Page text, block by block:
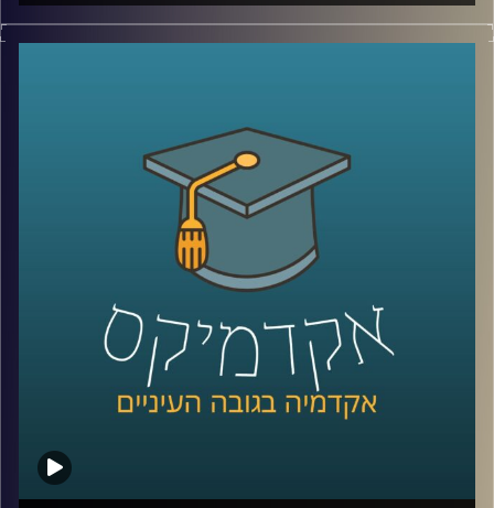
פרופסור אורי מרינוב מביא איתו רוח אופטימית
ישראל: משאב המים והים בה והשינויים בתחום
התחבורה הציבורית. אל תשבו שלובי רגליים –
התחילו לפעול למען כדור ארץ קריר יותר,
שמסוגל לשרוד את התרבות הטכנולוגית שלנו
AudioVersity